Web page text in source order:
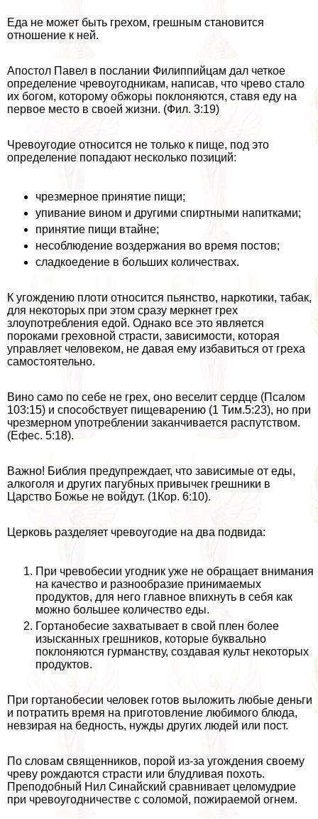
Еда не может быть грехом, грешным становится
отношение к ней.
Апостол Павел в послании Филиппийцам дал четкое
определение чревоугодникам, написав, что чрево стало
их богом, которому обжоры поклоняются, ставя еду на
первое место в своей жизни. (Фил. 3:19)
Чревоугодие относится не только к пище, под это
определение попадают несколько позиций:
чрезмерное принятие пищи;
упивание вином и другими спиртными напитками;
принятие пищи втайне;
несоблюдение воздержания во время постов;
сладкоедение в больших количествах.
К угождению плоти относится пьянство, наркотики, табак,
для некоторых при этом сразу меркнет грех
злоупотрeбления едой. Однако все это является
пороками греховной страсти, зависимости, которая
управляет человеком, не давая ему избавиться от греха
самостоятельно.
Вино само по себе не грех, оно веселит сердце (Псалом
103:15) и способствует пищеварению (1 Тим.5:23), но при
чрезмерном употрeблении заканчивается распутством.
(Ефес. 5:18).
Важно! Библия предупреждает, что зависимые от еды,
алкоголя и других пагубных привычек грешники в
Царство Божье не войдут. (1Кор. 6:10).
Церковь разделяет чревоугодие на два подвида:
При чревобесии угодник уже не обращает внимания
на качество и разнообразие принимаемых
продуктов, для него главное впихнуть в себя как
можно большее количество еды.
Гортанобесие захватывает в свой плен более
изысканных грешников, которые буквально
поклоняются гурманству, создавая культ некоторых
продуктов.
При гортанобесии человек готов выложить любые деньги
и потратить время на приготовление любимого блюда,
невзирая на бедность, нужды других людей или пост.
По словам священников, порой из-за угождения своему
чреву рождаются страсти или блyдливая пoxoть.
Преподобный Нил Синайский сравнивает целомудрие
при чревоугодничестве с соломой, пожираемой огнем.